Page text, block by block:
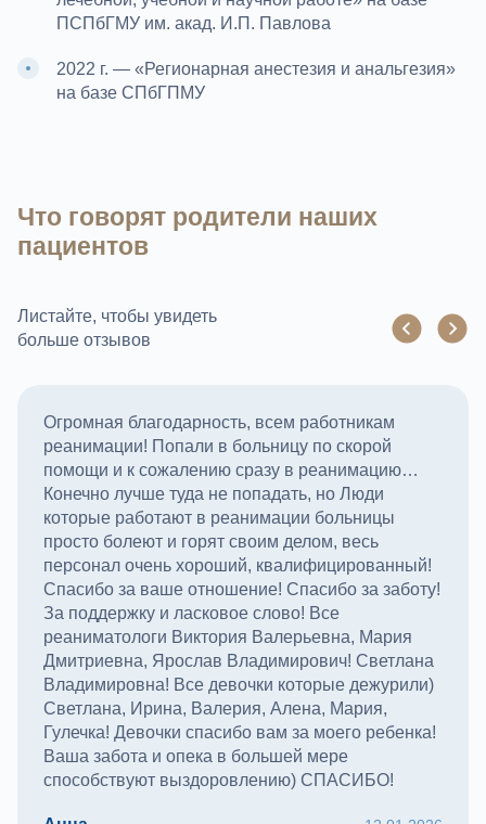
ПСПбГМУ им. акад. И.П. Павлова
2022 г. — «Регионарная анестезия и анальгезия»
на базе СПбГПМУ
Что говорят родители наших
пациентов
Листайте, чтобы увидеть
больше отзывов
Огромная благодарность, всем работникам
реанимации! Попали в больницу по скорой
помощи и к сожалению сразу в реанимацию…
Конечно лучше туда не попадать, но Люди
которые работают в реанимации больницы
просто болеют и горят своим делом, весь
персонал очень хороший, квалифицированный!
Спасибо за ваше отношение! Спасибо за заботу!
За поддержку и ласковое слово! Все
реаниматологи Виктория Валерьевна, Мария
Дмитриевна, Ярослав Владимирович! Светлана
Владимировна! Все девочки которые дежурили)
Светлана, Ирина, Валерия, Алена, Мария,
Гулечка! Девочки спасибо вам за моего ребенка!
Ваша забота и опека в большей мере
способствуют выздоровлению) СПАСИБО!